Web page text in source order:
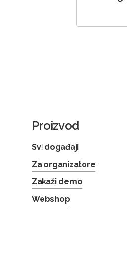
Proizvod
Svi događaji
Za organizatore
Zakaži demo
Webshop